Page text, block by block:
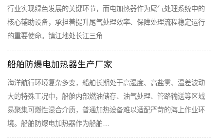
行业实现绿色发展的关键环节，而电加热器作为尾气处理系统中的
核心辅助设备，承担着提升尾气处理效率、保障处理流程稳定运行
的重要使命。镇江地处长江三角…
船舶防爆电加热器生产厂家
海洋航行环境复杂多变，船舶长期处于高湿度、高盐雾、温差波动
大的特殊工况中，船舱内部燃油储存、油气处理、管路输送等区域
易聚集可燃性混合介质，普通加热设备难以适配严苛的海上作业环
境。船舶防爆电加热器作为船舶…